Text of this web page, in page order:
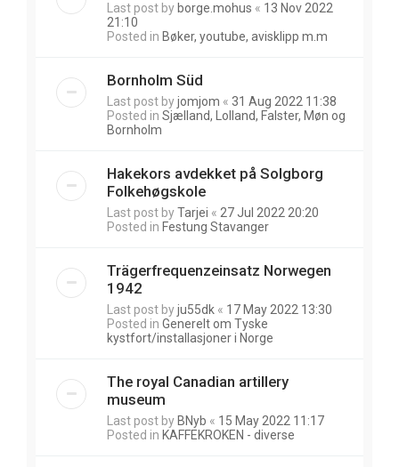
Last post by borge.mohus « 13 Nov 2022
21:10
Posted in Bøker, youtube, avisklipp m.m
Bornholm Süd
Last post byjomjom « 31 Aug 2022 11:38
Posted in Sjælland, Lolland, Falster, Møn og
Bornholm
Hakekors avdekket på Solgborg
Folkehøgskole
Last post byTarjei « 27 Jul 2022 20:20
Posted in Festung Stavanger
Trägerfrequenzeinsatz Norwegen
1942
Last post byju55dk « 17 May 2022 13:30
Posted in Generelt om Tyske
kystfort/installasjoner i Norge
The royal Canadian artillery
museum
Last post by BNyb « 15 May 2022 11:17
Posted in KAFFEKROKEN - diverse